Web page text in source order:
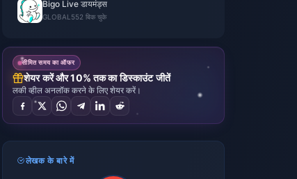
Bigo Live डायमंड्स
GLOBAL 552 बिक चुके
सीमित समय का ऑफर
शेयर करें और 10% तक का डिस्काउंट जीतें
लकी व्हील अनलॉक करने के लिए शेयर करें।
लेखक के बारे में